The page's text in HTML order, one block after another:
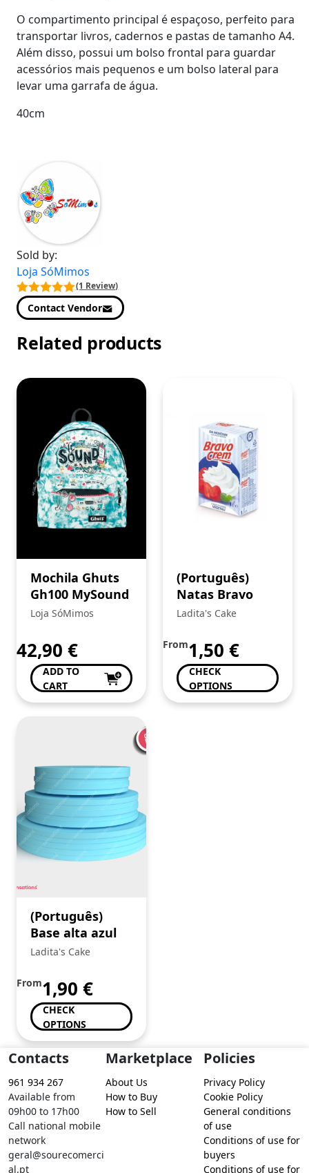
O compartimento principal é espaçoso, perfeito para
transportar livros, cadernos e pastas de tamanho A4.
Além disso, possui um bolso frontal para guardar
acessórios mais pequenos e um bolso lateral para
levar uma garrafa de água.
40cm
Sold by:
Loja SóMimos
(1 Review)
Contact Vendor
Related products
Mochila Ghuts
Gh100 MySound
Loja SóMimos
42,90 €
ADD TO
CART
(Português)
Natas Bravo
Ladita's Cake
From1,50 €
CHECK
OPTIONS
(Português)
Base alta azul
Ladita's Cake
From1,90 €
CHECK
OPTIONS
Contacts
961 934 267
Available from
09h00 to 17h00
Call national mobile
network
geral@sourecomerci
al.pt
Marketplace
About Us
How to Buy
How to Sell
Policies
Privacy Policy
Cookie Policy
General conditions
of use
Conditions of use for
buyers
Conditions of use for